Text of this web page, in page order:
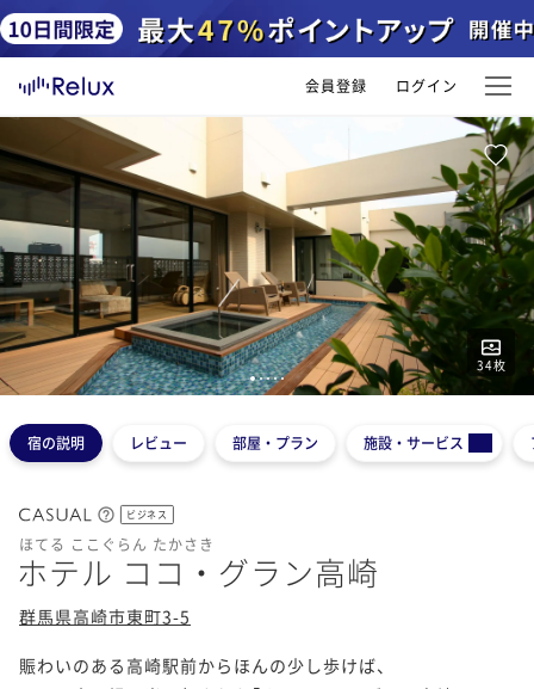
会員登録 ログイン
34枚
12345
宿の説明 レビュー 部屋・プラン 施設・サービス
ビジネス
ほてる ここぐらん たかさき
ホテル ココ・グラン高崎
群馬県高崎市東町3-5
賑わいのある高崎駅前からほんの少し歩けば、